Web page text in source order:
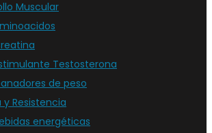
Muscular
Testosterona
de peso
y Resistencia
energéticas